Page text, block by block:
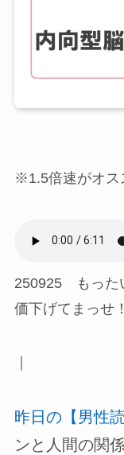
※1.5倍速がオス
250925 もった
価下げてまっせ！
昨日の【男性
ンと人間の関